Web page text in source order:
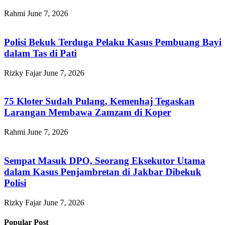
Rahmi June 7, 2026
Polisi Bekuk Terduga Pelaku Kasus Pembuang Bayi
dalam Tas di Pati
Rizky FajarJune 7, 2026
75 Kloter Sudah Pulang, Kemenhaj Tegaskan
Larangan Membawa Zamzam di Koper
Rahmi June 7, 2026
Sempat Masuk DPO, Seorang Eksekutor Utama
dalam Kasus Penjambretan di Jakbar Dibekuk
Polisi
Rizky FajarJune 7, 2026
Popular Post